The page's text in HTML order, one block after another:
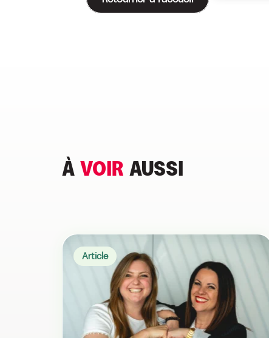
À VOIR AUSSI
Article